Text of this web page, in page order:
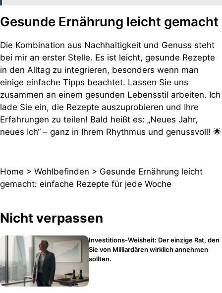
Gesunde Ernährung leicht gemacht
Die Kombination aus Nachhaltigkeit und Genuss steht
bei mir an erster Stelle. Es ist leicht, gesunde Rezepte
in den Alltag zu integrieren, besonders wenn man
einige einfache Tipps beachtet. Lassen Sie uns
zusammen an einem gesunden Lebensstil arbeiten. Ich
lade Sie ein, die Rezepte auszuprobieren und Ihre
Erfahrungen zu teilen! Bald heißt es: „Neues Jahr,
neues Ich“ – ganz in Ihrem Rhythmus und genussvoll! 🌟
Home > Wohlbefinden > Gesunde Ernährung leicht
gemacht: einfache Rezepte für jede Woche
Nicht verpassen
Investitions-Weisheit: Der einzige Rat, den
Sie von Milliardären wirklich annehmen
sollten.